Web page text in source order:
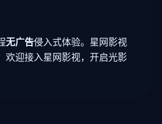
无广告侵入式体验。星网影视
欢迎接入星网影视，开启光影